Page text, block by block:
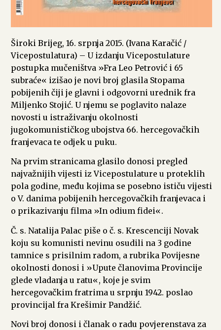
Široki Brijeg, 16. srpnja 2015. (Ivana Karačić /
Vicepostulatura) – U izdanju Vicepostulature
postupka mučeništva »Fra Leo Petrović i 65
subraće« izišao je novi broj glasila Stopama
pobijenih čiji je glavni i odgovorni urednik fra
Miljenko Stojić. U njemu se poglavito nalaze
novosti u istraživanju okolnosti
jugokomunističkog ubojstva 66. hercegovačkih
franjevaca te odjek u puku.
Na prvim stranicama glasilo donosi pregled
najvažnijih vijesti iz Vicepostulature u proteklih
pola godine, među kojima se posebno ističu vijesti
o V. danima pobijenih hercegovačkih franjevaca i
o prikazivanju filma »In odium fidei«.
Č. s. Natalija Palac piše o č. s. Krescenciji Novak
koju su komunisti nevinu osudili na 3 godine
tamnice s prisilnim radom, a rubrika Povijesne
okolnosti donosi i »Upute članovima Provincije
glede vladanja u ratu«, koje je svim
hercegovačkim fratrima u srpnju 1942. poslao
provincijal fra Krešimir Pandžić.
Novi broj donosi i članak o radu povjerenstava za